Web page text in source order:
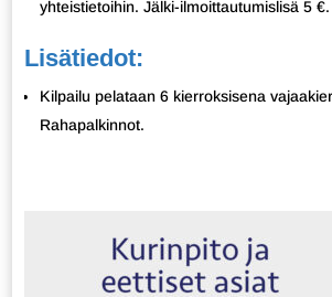
yhteistietoihin. Jälki-ilmoittautumislisä 5 €.
Lisätiedot:
Kilpailu pelataan 6 kierroksisena
Rahapalkinnot.